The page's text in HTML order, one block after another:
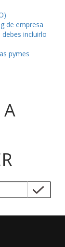
de empresa
incluirlo
pymes
A